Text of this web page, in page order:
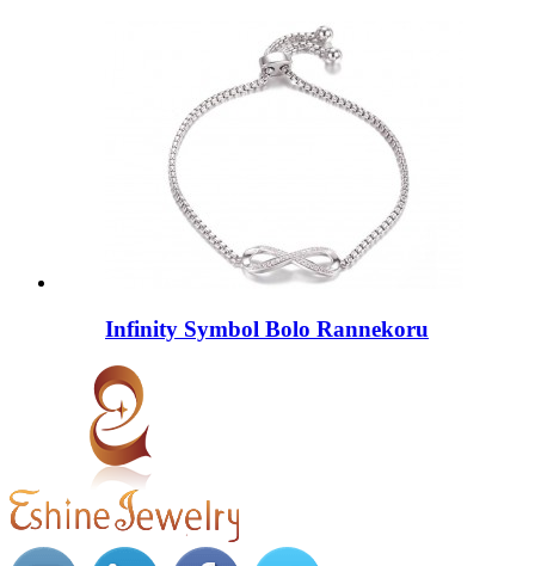
Infinity Symbol Bolo Rannekoru